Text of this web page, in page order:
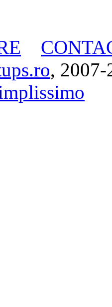
, 2007-